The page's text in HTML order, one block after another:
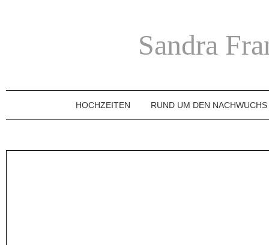
Sandra
HOCHZEITEN RUND UM DEN NACHWUCHS